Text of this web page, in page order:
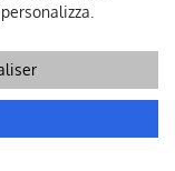
Suivant véhicules